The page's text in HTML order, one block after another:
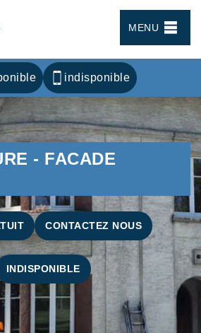
MENU
indisponible
- FACADE
CONTACTEZ NOUS
INDISPONIBLE